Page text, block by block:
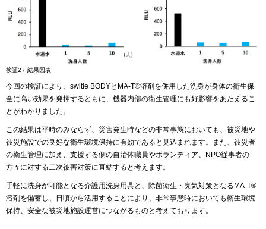
検証2）結果図表
今回の検証により、switle BODYとMA-T®︎溶剤を併用した洗身が身体の衛生保
全に高い効果を発揮するともに、機器内部の衛生管理にも好影響をあたえるこ
とがわかりました。
この結果は平時のみならず、災害発生時などの非常事態においても、被災地や
被災施設での良好な衛生環境保持に有効であると見込まれます。また、被災者
の衛生管理に加え、支援する側の自治体職員やボランティア、NPO従事者の
方々に対する二次被害対策に直結すると考えます。
手軽に洗身が可能となる介護用洗身用具と、除菌衛生・臭気対策となるMA-T®︎
溶剤を備蓄し、日頃から活用することにより、非常事態時においても衛生環境
保持、安全な被災地施設運営につながるものと考えております。